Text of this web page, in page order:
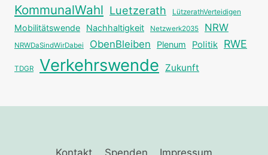
KommunalWahl Luetzerath LützerathVerteidigen
Mobilitätswende Nachhaltigkeit Netzwerk2035 NRW
NRWDaSindWirDabei ObenBleiben Plenum Politik RWE
TDGR Verkehrswende Zukunft
Kontakt Spenden Impressum